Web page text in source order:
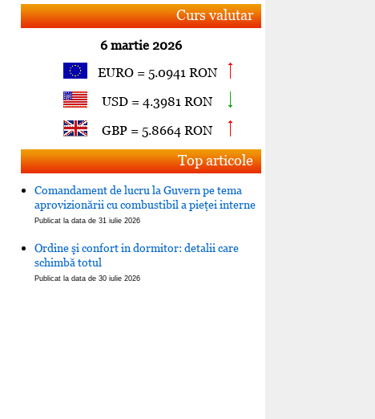
Curs valutar
6 martie 2026
EURO = 5.0941 RON
USD = 4.3981 RON
GBP = 5.8664 RON
Top articole
Comandament de lucru la Guvern pe tema
aprovizionării cu combustibil a pieţei interne
Publicat la data de 31 iulie 2026
Ordine şi confort in dormitor: detalii care
schimbă totul
Publicat la data de 30 iulie 2026